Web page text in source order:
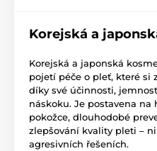
Korejská a
Korejská a japonská
pojetí péče o pleť, které si
díky své účinnosti,
náskoku. Je postavena
pokožce, dlouhodobé
zlepšování kvality pleti –
agresivních řešeních.